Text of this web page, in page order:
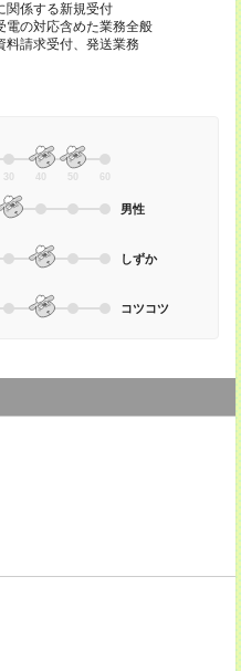
関係する新規受付
電の対応含めた業務全般
料請求受付、発送業務
30 40 50 60
男性
しずか
コツコツ